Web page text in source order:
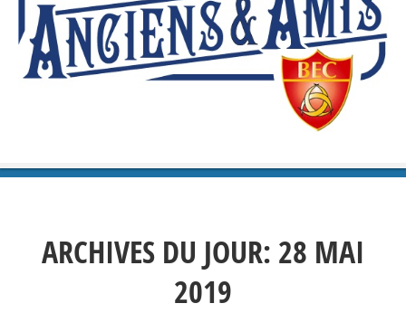
ARCHIVES DU JOUR: 28 MAI
2019